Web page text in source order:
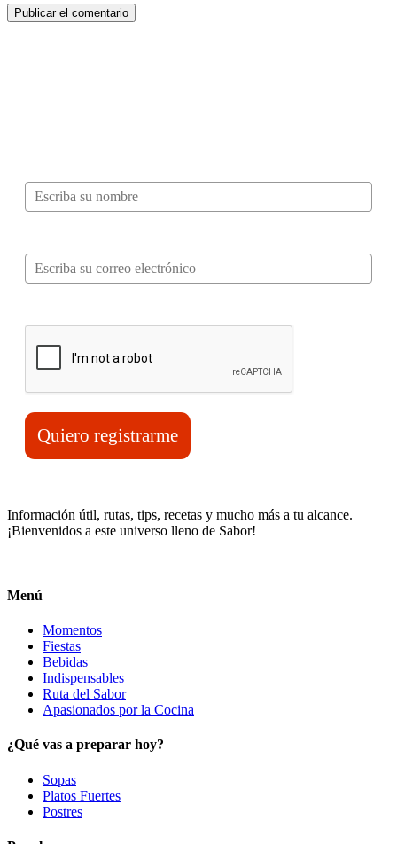
Quiero registrarme
Información útil, rutas, tips, recetas y mucho más a tu alcance.
¡Bienvenidos a este universo lleno de Sabor!
Menú
Momentos
Fiestas
Bebidas
Indispensables
Ruta del Sabor
Apasionados por la Cocina
¿Qué vas a preparar hoy?
Sopas
Platos Fuertes
Postres